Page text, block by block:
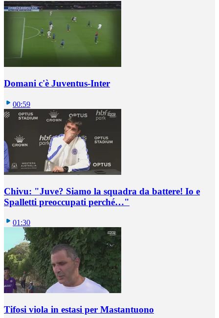
Domani c'è Juventus-Inter
00:59
Chivu: "Juve? Siamo la squadra da battere! Io e
Spalletti preoccupati perché…"
01:30
Tifosi viola in estasi per Mastantuono